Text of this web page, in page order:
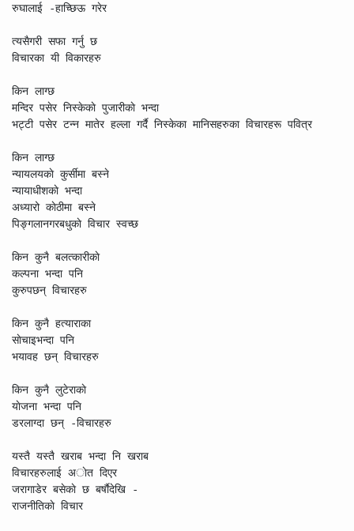
रुघालाई -हाच्छिऊ गरेर
त्यसैगरी सफा गर्नु छ
विचारका यी विकारहरु
किन लाग्छ
मन्दिर पसेर निस्केकाे पुजारीकाे भन्दा
भट्टी पसेर टन्न मातेर हल्ला गर्दै निस्केका मानिसहरुका विचारहरू पवित्र
किन लाग्छ
न्यायलयकाे कुर्सीमा बस्ने
न्यायाधीशकाे भन्दा
अध्यारो काेठीमा बस्ने
पिङ्गलानगरबधुकाे विचार स्वच्छ
किन कुनै बलत्कारीकाे
कल्पना भन्दा पनि
कुरुपछन् विचारहरु
किन कुनै हत्याराका
साेचाइभन्दा पनि
भयावह छन् विचारहरु
किन कुनै लुटेराकाे
याेजना भन्दा पनि
डरलाग्दा छन् -विचारहरु
यस्तै यस्तै खराब भन्दा नि खराब
विचारहरुलाई अाेत दिएर
जरागाडेर बसेकाे छ बर्षाैदेखि -
राजनीतिकाे विचार